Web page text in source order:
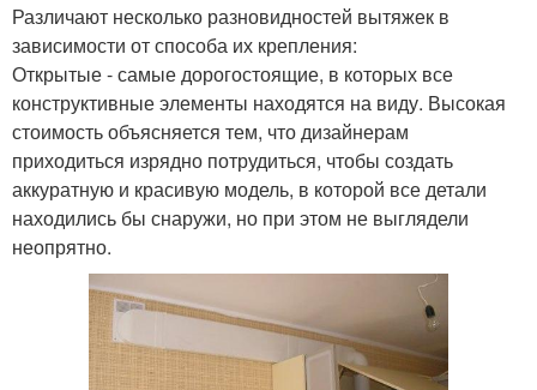
Различают несколько разновидностей вытяжек в
зависимости от способа их крепления:
Открытые - самые дорогостоящие, в которых все
конструктивные элементы находятся на виду. Высокая
стоимость объясняется тем, что дизайнерам
приходиться изрядно потрудиться, чтобы создать
аккуратную и красивую модель, в которой все детали
находились бы снаружи, но при этом не выглядели
неопрятно.